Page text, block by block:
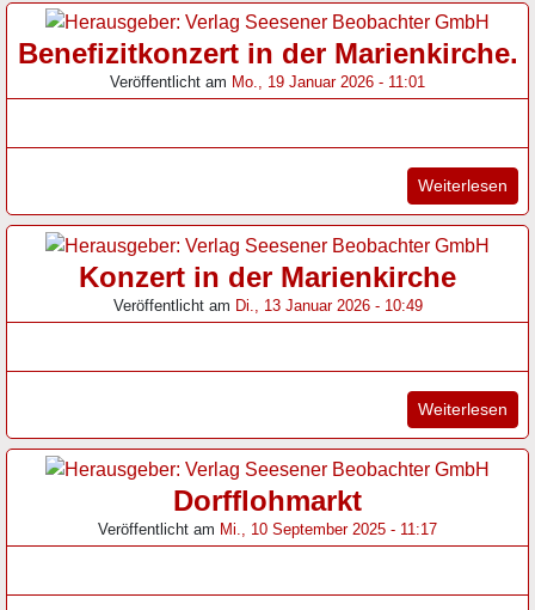
Benefizitkonzert in der Marienkirche.
Veröffentlicht am Mo., 19 Januar 2026 - 11:01
Weiterlesen
Konzert in der Marienkirche
Veröffentlicht am Di., 13 Januar 2026 - 10:49
Weiterlesen
Dorfflohmarkt
Veröffentlicht am Mi., 10 September 2025 - 11:17